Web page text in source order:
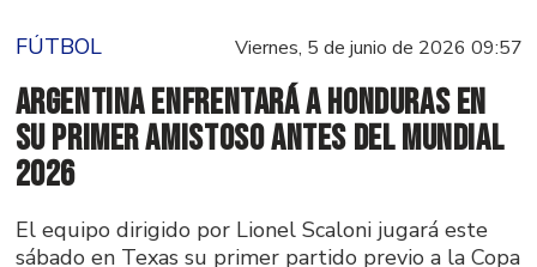
FÚTBOL Viernes, 5 de junio de 2026 09:57
Argentina enfrentará a Honduras en
su primer amistoso antes del Mundial
2026
El equipo dirigido por Lionel Scaloni jugará este
sábado en Texas su primer partido previo a la Copa